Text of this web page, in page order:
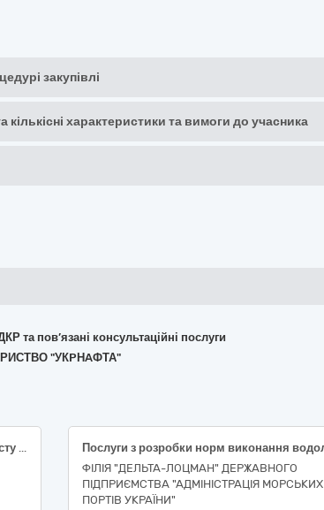
закупівлі
кількісні характеристики та вимоги до учасника
та пов’язані консультаційні послуги
"УКPНAФТА"
Послуги з лабораторного визначення вмісту заліза у пробах крові тварин
ФІЛІЯ "ДЕЛЬТА-ЛОЦМАН" ДЕРЖАВНОГО
ПІДПРИЄМСТВА "АДМІНІСТРАЦІЯ МОРСЬКИХ
ПОРТІВ УКРАЇНИ"